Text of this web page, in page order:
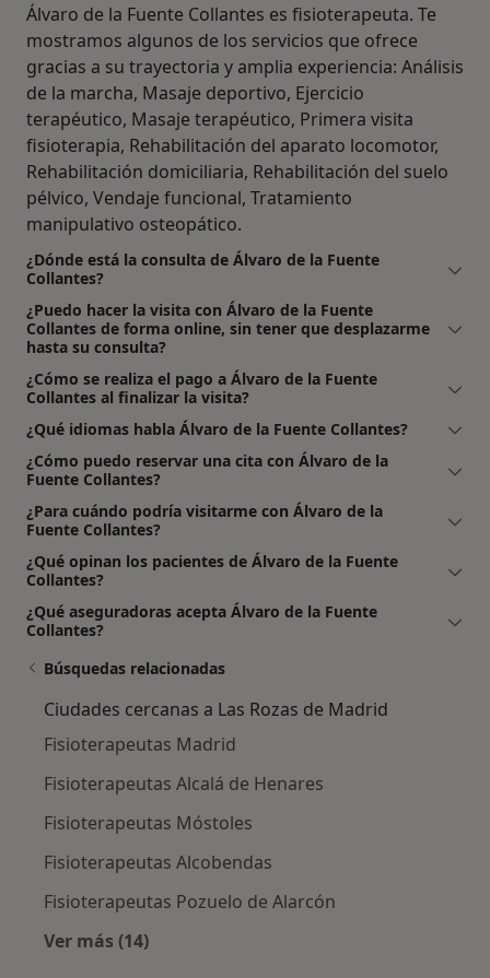
Álvaro de la Fuente Collantes es fisioterapeuta. Te
mostramos algunos de los servicios que ofrece
gracias a su trayectoria y amplia experiencia: Análisis
de la marcha, Masaje deportivo, Ejercicio
terapéutico, Masaje terapéutico, Primera visita
fisioterapia, Rehabilitación del aparato locomotor,
Rehabilitación domiciliaria, Rehabilitación del suelo
pélvico, Vendaje funcional, Tratamiento
manipulativo osteopático.
¿Dónde está la consulta de Álvaro de la Fuente
Collantes?
¿Puedo hacer la visita con Álvaro de la Fuente
Collantes de forma online, sin tener que desplazarme
hasta su consulta?
¿Cómo se realiza el pago a Álvaro de la Fuente
Collantes al finalizar la visita?
¿Qué idiomas habla Álvaro de la Fuente Collantes?
¿Cómo puedo reservar una cita con Álvaro de la
Fuente Collantes?
¿Para cuándo podría visitarme con Álvaro de la
Fuente Collantes?
¿Qué opinan los pacientes de Álvaro de la Fuente
Collantes?
¿Qué aseguradoras acepta Álvaro de la Fuente
Collantes?
Búsquedas relacionadas
Ciudades cercanas a Las Rozas de Madrid
Fisioterapeutas Madrid
Fisioterapeutas Alcalá de Henares
Fisioterapeutas Móstoles
Fisioterapeutas Alcobendas
Fisioterapeutas Pozuelo de Alarcón
Ver más (14)